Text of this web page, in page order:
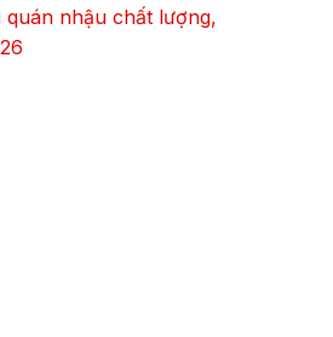
quán nhậu chất lượng,